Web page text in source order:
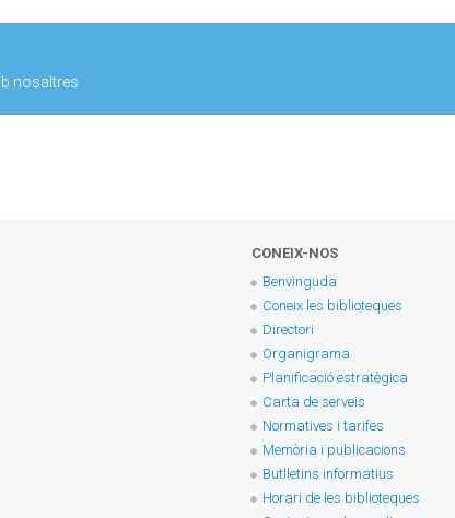
nosaltres
CONEIX-NOS
Benvinguda
Coneix les biblioteques
Directori
Organigrama
Planificació estratègica
Carta de serveis
Normatives i tarifes
Memòria i publicacions
Butlletins informatius
Horari de les biblioteques